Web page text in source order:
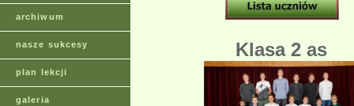
archiwum
nasze sukcesy
plan lekcji
galeria
Klasa 2 as